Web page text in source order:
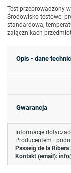
Test przeprowadzony
Środowisko testowe:
standardowa,
załącznikach
Opis - dane
Gwarancja
Informacje
Producentem i
Passeig de la
Kontakt (email):